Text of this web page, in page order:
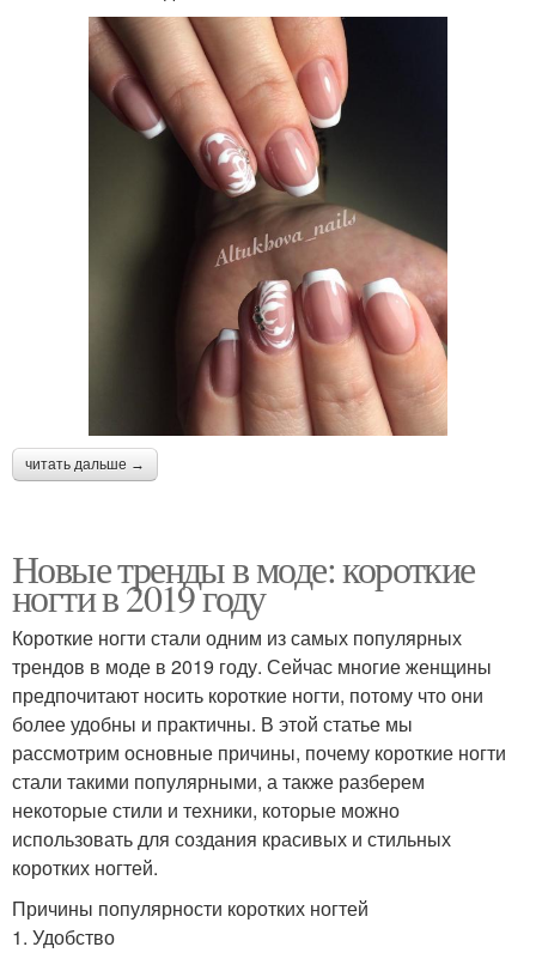
читать дальше →
Новые тренды в моде: короткие
ногти в 2019 году
Короткие ногти стали одним из самых популярных
трендов в моде в 2019 году. Сейчас многие женщины
предпочитают носить короткие ногти, потому что они
более удобны и практичны. В этой статье мы
рассмотрим основные причины, почему короткие ногти
стали такими популярными, а также разберем
некоторые стили и техники, которые можно
использовать для создания красивых и стильных
коротких ногтей.
Причины популярности коротких ногтей
1. Удобство